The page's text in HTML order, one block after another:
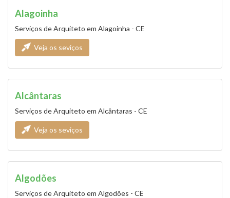
Alagoinha
Serviços de Arquiteto em Alagoinha - CE
Veja os seviços
Alcântaras
Serviços de Arquiteto em Alcântaras - CE
Veja os seviços
Algodões
Serviços de Arquiteto em Algodões - CE